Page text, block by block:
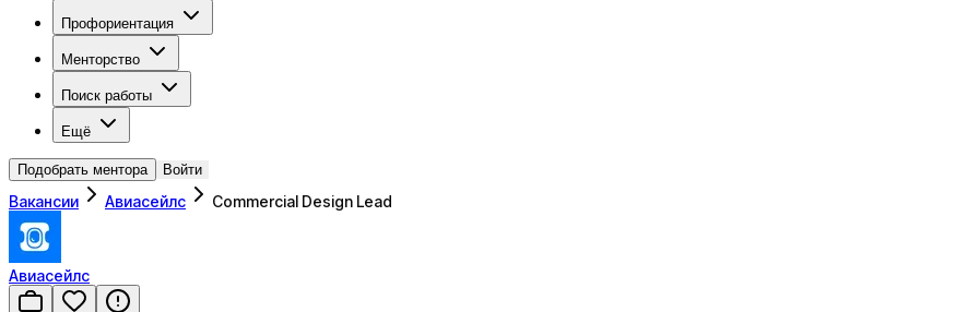
Профориентация
Менторство
Поиск работы
Ещё
Подобрать ментора Войти
Вакансии Авиасейлс Commercial Design Lead
Авиасейлс